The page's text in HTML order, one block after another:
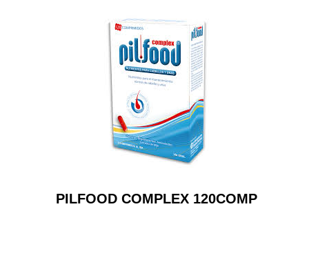
PILFOOD COMPLEX 120COMP